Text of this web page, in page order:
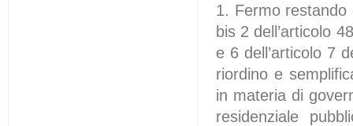
1. Fermo restando
bis 2 dell’articolo
e 6 dell’articolo 7
riordino e
in materia di
residenziale